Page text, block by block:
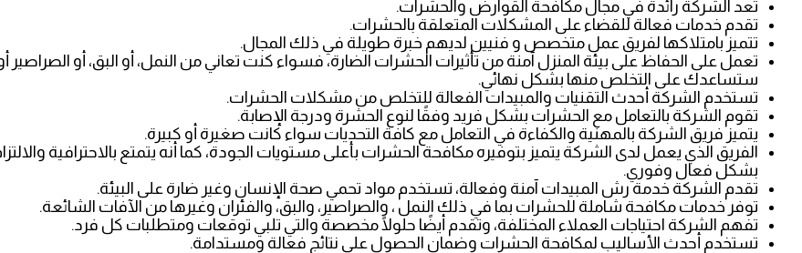
تعد الشركة رائدة في مجال مكافحة القوارض والحشرات.
تقدم خدمات فعالة للقضاء على المشكلات المتعلقة بالحشرات.
تتميز بامتلاكها لفريق عمل متخصص و فنيين لديهم خبرة طويلة في ذلك المجال.
تعمل على الحفاظ على بيئة المنزل آمنة من تأثيرات الحشرات الضارة، فسواء كنت تعاني من النمل، أو البق، أو
ستساعدك على التخلص منها بشكل نهائي.
تستخدم الشركة أحدث التقنيات والمبيدات الفعالة للتخلص من مشكلات الحشرات.
تقوم الشركة بالتعامل مع الحشرات بشكل فريد وفقًا لنوع الحشرة ودرجة الإصابة.
يتميز فريق الشركة بالمهنية والكفاءة في التعامل مع كافة التحديات سواء كانت صغيرة أو كبيرة.
الفريق الذي يعمل لدى الشركة يتميز بتوفيره مكافحة الحشرات بأعلى مستويات الجودة، كما أنه يتمتع بالاحترافية
بشكل فعال وفوري.
تقدم الشركة خدمة رش المبيدات آمنة وفعالة، تستخدم مواد تحمي صحة الإنسان وغير ضارة على البيئة.
توفر خدمات مكافحة شاملة للحشرات بما في ذلك النمل ، والصراصير، والبق، والفئران وغيرها من الآفات الشائعة.
تفهم الشركة احتياجات العملاء المختلفة، وتقدم أيضًا حلولًا مخصصة والتي تلبي توقعات ومتطلبات كل فرد.
تستخدم أحدث الأساليب لمكافحة الحشرات وضمان الحصول على نتائج فعالة ومستدامة.